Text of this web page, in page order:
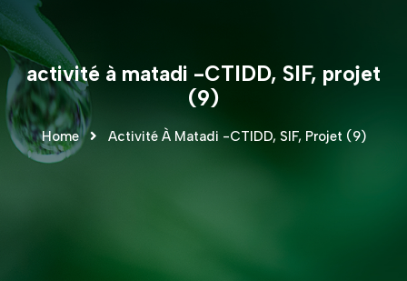
activité à matadi -CTIDD, SIF, projet
(9)
Home Activité À Matadi -CTIDD, SIF, Projet (9)